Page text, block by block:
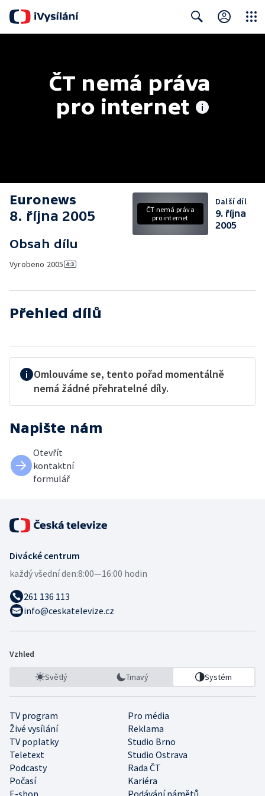
ČT nemá práva
pro internet
Euronews
8. října 2005
Obsah dílu
Vyrobeno 2005
ČT nemá práva
pro internet
Další díl
9. října
2005
Přehled dílů
Omlouváme se, tento pořad momentálně
nemá žádné přehratelné díly.
Napište nám
Otevřít
kontaktní
formulář
Divácké centrum
každý všední den:8:00—16:00 hodin
261 136 113
info@ceskatelevize.cz
Vzhled
Světlý Tmavý Systém
TV program
Pro média
Živé vysílání
Reklama
TV poplatky
Studio Brno
Teletext
Studio Ostrava
Podcasty
Rada ČT
Počasí
Kariéra
E-shop
Podávání námětů